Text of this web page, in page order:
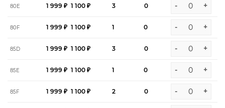
80E 1 999 ₽ 1 100 ₽ 3 0 - +
80F 1 999 ₽ 1 100 ₽ 1 0 - +
85D 1 999 ₽ 1 100 ₽ 3 0 - +
85E 1 999 ₽ 1 100 ₽ 1 0 - +
85F 1 999 ₽ 1 100 ₽ 2 0 - +